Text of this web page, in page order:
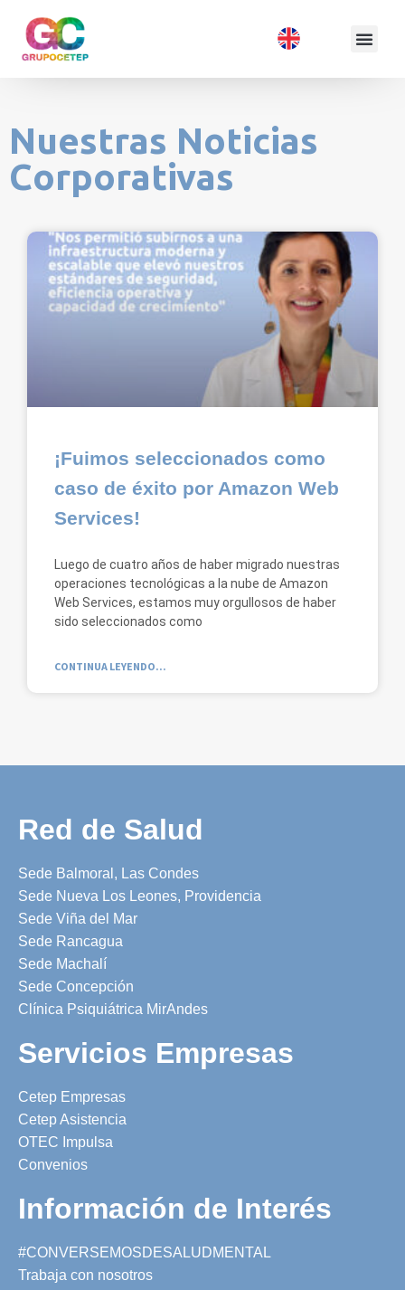
Nuestras Noticias
Corporativas
¡Fuimos seleccionados como
caso de éxito por Amazon Web
Services!
Luego de cuatro años de haber migrado nuestras
operaciones tecnológicas a la nube de Amazon
Web Services, estamos muy orgullosos de haber
sido seleccionados como
CONTINUA LEYENDO...
Red de Salud
Sede Balmoral, Las Condes
Sede Nueva Los Leones, Providencia
Sede Viña del Mar
Sede Rancagua
Sede Machalí
Sede Concepción
Clínica Psiquiátrica MirAndes
Servicios Empresas
Cetep Empresas
Cetep Asistencia
OTEC Impulsa
Convenios
Información de Interés
#CONVERSEMOSDESALUDMENTAL
Trabaja con nosotros